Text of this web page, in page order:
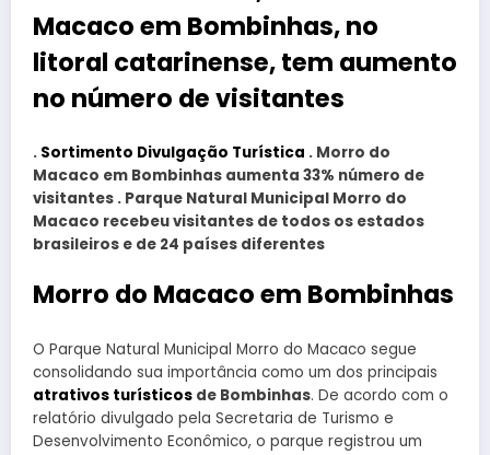
Macaco em Bombinhas, no
litoral catarinense, tem aumento
no número de visitantes
. Sortimento Divulgação Turística . Morro do
Macaco em Bombinhas aumenta 33% número de
visitantes . Parque Natural Municipal Morro do
Macaco recebeu visitantes de todos os estados
brasileiros e de 24 países diferentes
Morro do Macaco em Bombinhas
O Parque Natural Municipal Morro do Macaco segue
consolidando sua importância como um dos principais
atrativos turísticos de Bombinhas. De acordo com o
relatório divulgado pela Secretaria de Turismo e
Desenvolvimento Econômico, o parque registrou um